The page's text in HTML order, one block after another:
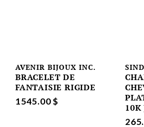
AVENIR BIJOUX INC.
BRACELET DE
FANTAISIE RIGIDE
1545.00 $
10K